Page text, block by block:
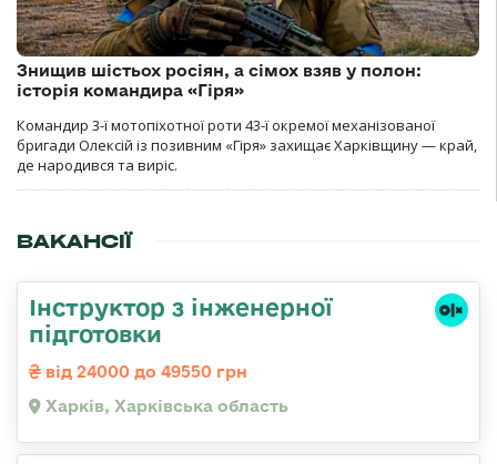
Знищив шістьох росіян, а сімох взяв у полон:
історія командира «Гіря»
Командир 3-ї мотопіхотної роти 43-ї окремої механізованої
бригади Олексій із позивним «Гіря» захищає Харківщину — край,
де народився та виріс.
ВАКАНСІЇ
Інструктор з інженерної
підготовки
від 24000 до 49550 грн
Харків, Харківська область